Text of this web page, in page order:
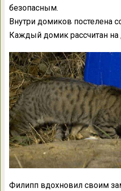
безопасным.
Внутри домиков постелена
Каждый домик рассчитан
Филипп вдохновил своим